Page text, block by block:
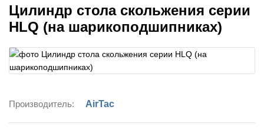
Цилиндр стола скольжения серии
HLQ (на шарикоподшипниках)
Производитель: AirTac